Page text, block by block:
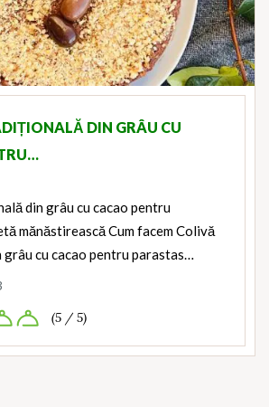
DIN GRÂU CU
din grâu cu cacao pentru
mănăstirească Cum facem Colivă
cu cacao pentru parastas…
(5 / 5)